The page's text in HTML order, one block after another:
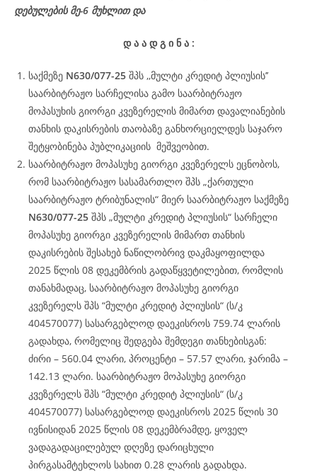
დებულების მე-6 მუხლით და
დ ა ა დ გ ი ნ ა :
საქმეზე N630/077-25 შპს ,,მულტი კრედიტ პლიუსის’’
საარბიტრაჟო სარჩელისა გამო საარბიტრაჟო
მოპასუხის გიორგი კვეზერელის მიმართ დავალიანების
თანხის დაკისრების თაობაზე განხორციელდეს საჯარო
შეტყობინება პუბლიკაციის მეშვეობით.
საარბიტრაჟო მოპასუხე გიორგი კვეზერელს ეცნობოს,
რომ საარბიტრაჟო სასამართლო შპს „ქართული
საარბიტრაჟო ტრიბუნალის“ მიერ საარბიტრაჟო საქმეზე
N630/077-25 შპს „მულტი კრედიტ პლიუსის“ სარჩელი
მოპასუხე გიორგი კვეზერელის მიმართ თანხის
დაკისრების შესახებ ნაწილობრივ დაკმაყოფილდა
2025 წლის 08 დეკემბრის გადაწყვეტილებით, რომლის
თანახმადაც, საარბიტრაჟო მოპასუხე გიორგი
კვეზერელს შპს “მულტი კრედიტ პლიუსის“ (ს/კ
404570077) სასარგებლოდ დაეკისროს 759.74 ლარის
გადახდა, რომელიც შედგება შემდეგი თანხებისგან:
ძირი – 560.04 ლარი, პროცენტი – 57.57 ლარი, ჯარიმა –
142.13 ლარი. საარბიტრაჟო მოპასუხე გიორგი
კვეზერელს შპს “მულტი კრედიტ პლიუსის“ (ს/კ
404570077) სასარგებლოდ დაეკისროს 2025 წლის 30
ივნისიდან 2025 წლის 08 დეკემბრამდე, ყოველ
ვადაგადაცილებულ დღეზე დარიცხული
პირგასამტეხლოს სახით 0.28 ლარის გადახდა.